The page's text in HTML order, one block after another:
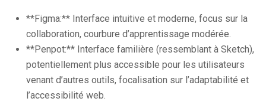
**Figma:** Interface intuitive et moderne, focus sur la
collaboration, courbure d’apprentissage modérée.
**Penpot:** Interface familière (ressemblant à Sketch),
potentiellement plus accessible pour les utilisateurs
venant d’autres outils, focalisation sur l’adaptabilité et
l’accessibilité web.